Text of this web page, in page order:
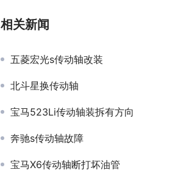
相关新闻
五菱宏光s传动轴改装
北斗星换传动轴
宝马523Li传动轴装拆有方向
奔驰s传动轴故障
宝马X6传动轴断打坏油管